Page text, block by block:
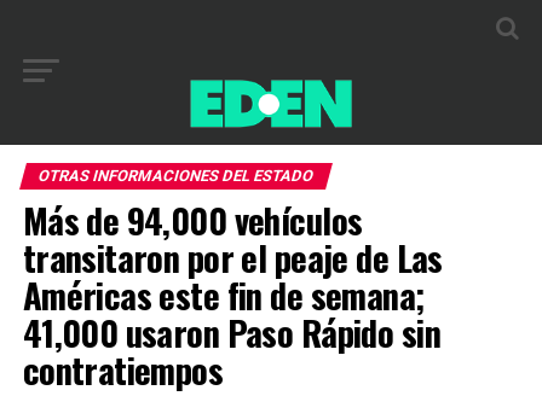
OTRAS INFORMACIONES DEL ESTADO
Más de 94,000 vehículos
transitaron por el peaje de Las
Américas este fin de semana;
41,000 usaron Paso Rápido sin
contratiempos